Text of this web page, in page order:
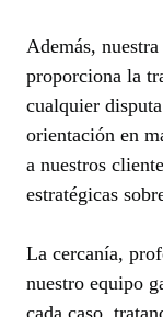
Además,
proporciona la
cualquier
orientación en
a nuestros
estratégicas
La cercanía,
nuestro equipo